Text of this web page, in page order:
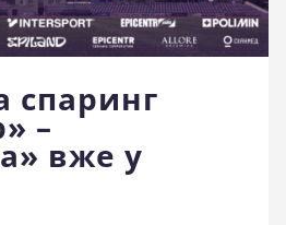
на
спаринг
–
вже у